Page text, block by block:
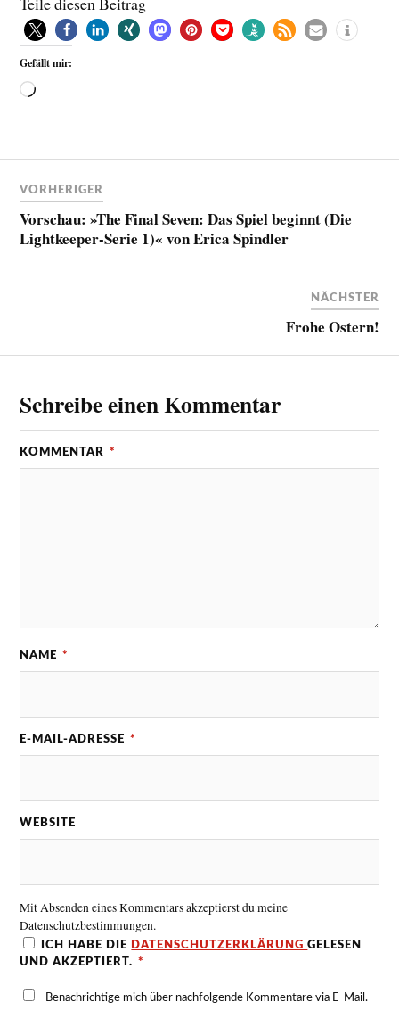
Gefällt mir:
VORHERIGER
Vorschau: »The Final Seven: Das Spiel beginnt (Die
Lightkeeper-Serie 1)« von Erica Spindler
NÄCHSTER
Frohe Ostern!
Schreibe einen Kommentar
KOMMENTAR *
NAME *
E-MAIL-ADRESSE *
WEBSITE
Mit Absenden eines Kommentars akzeptierst du meine
Datenschutzbestimmungen.
ICH HABE DIE DATENSCHUTZERKLÄRUNGGELESEN
UND AKZEPTIERT. *
Benachrichtige mich über nachfolgende Kommentare via E-Mail.